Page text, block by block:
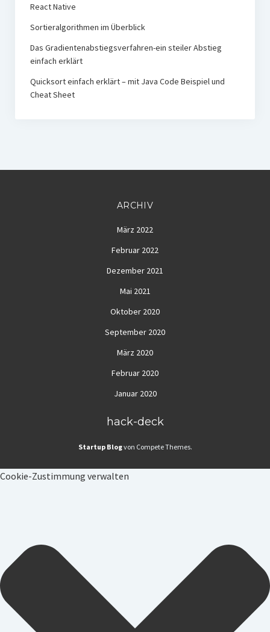
React Native
Sortieralgorithmen im Überblick
Das Gradientenabstiegsverfahren-ein steiler Abstieg
einfach erklärt
Quicksort einfach erklärt – mit Java Code Beispiel und
Cheat Sheet
ARCHIV
März 2022
Februar 2022
Dezember 2021
Mai 2021
Oktober 2020
September 2020
März 2020
Februar 2020
Januar 2020
hack-deck
Startup Blogvon Compete Themes.
Cookie-Zustimmung verwalten